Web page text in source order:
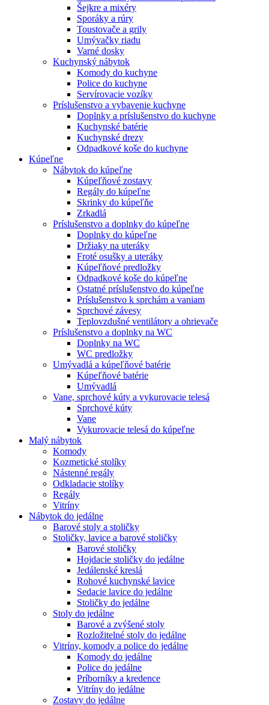
Šejkre a mixéry
Sporáky a rúry
Toustovače a grily
Umývačky riadu
Varné dosky
Kuchynský nábytok
Komody do kuchyne
Police do kuchyne
Servírovacie vozíky
Príslušenstvo a vybavenie kuchyne
Doplnky a príslušenstvo do kuchyne
Kuchynské batérie
Kuchynské drezy
Odpadkové koše do kuchyne
Kúpeľne
Nábytok do kúpeľne
Kúpeľňové zostavy
Regály do kúpeľne
Skrinky do kúpeľňe
Zrkadlá
Príslušenstvo a doplnky do kúpeľne
Doplnky do kúpeľne
Držiaky na uteráky
Froté osušky a uteráky
Kúpeľňové predložky
Odpadkové koše do kúpeľne
Ostatné príslušenstvo do kúpeľne
Príslušenstvo k sprchám a vaniam
Sprchové závesy
Teplovzdušné ventilátory a ohrievače
Príslušenstvo a doplnky na WC
Doplnky na WC
WC predložky
Umývadlá a kúpeľňové batérie
Kúpeľňové batérie
Umývadlá
Vane, sprchové kúty a vykurovacie telesá
Sprchové kúty
Vane
Vykurovacie telesá do kúpeľne
Malý nábytok
Komody
Kozmetické stolíky
Nástenné regály
Odkladacie stolíky
Regály
Vitríny
Nábytok do jedálne
Barové stoly a stoličky
Stoličky, lavice a barové stoličky
Barové stoličky
Hojdacie stoličky do jedálne
Jedálenské kreslá
Rohové kuchynské lavice
Sedacie lavice do jedálne
Stoličky do jedálne
Stoly do jedálne
Barové a zvýšené stoly
Rozložitelné stoly do jedálne
Vitríny, komody a police do jedálne
Komody do jedálne
Police do jedálne
Príborníky a kredence
Vitríny do jedálne
Zostavy do jedálne